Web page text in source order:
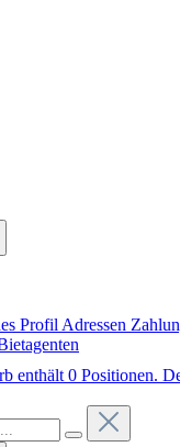
Profil Adressen
enthält 0 Positionen.